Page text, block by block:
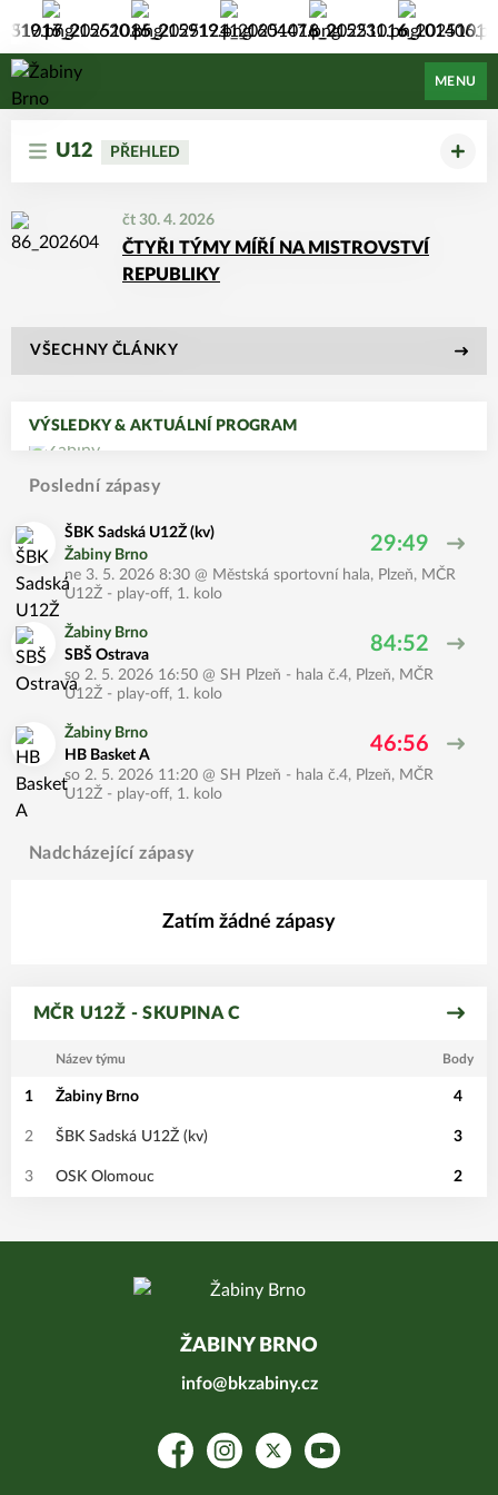
Žabiny Brno
MENU
U12 PŘEHLED
čt 30. 4. 2026
ČTYŘI TÝMY MÍŘÍ NA MISTROVSTVÍ
REPUBLIKY
VŠECHNY ČLÁNKY
VÝSLEDKY & AKTUÁLNÍ PROGRAM
Poslední zápasy
ŠBK Sadská U12Ž (kv)
Žabiny Brno
29:49
ne 3. 5. 2026 8:30 @ Městská sportovní hala, Plzeň, MČR
U12Ž - play-off, 1. kolo
Žabiny Brno
SBŠ Ostrava
84:52
so 2. 5. 2026 16:50 @ SH Plzeň - hala č.4, Plzeň, MČR
U12Ž - play-off, 1. kolo
Žabiny Brno
HB Basket A
46:56
so 2. 5. 2026 11:20 @ SH Plzeň - hala č.4, Plzeň, MČR
U12Ž - play-off, 1. kolo
Nadcházející zápasy
Zatím žádné zápasy
MČR U12Ž - SKUPINA C
Název týmu Body
1 Žabiny Brno 4
2 ŠBK Sadská U12Ž (kv) 3
3 OSK Olomouc 2
ŽABINY BRNO
info@bkzabiny.cz
FacebookInstagramPlatform X
YouTube